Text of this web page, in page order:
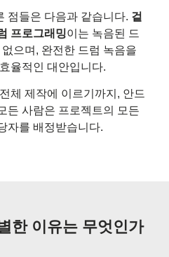
점들은 다음과 같습니다. 겉
프로그래밍이는 녹음된 드
으며, 완전한 드럼 녹음을
율적인 대안입니다.
체 제작에 이르기까지, 안드
든 사람은 프로젝트의 모든
자를 배정받습니다.
한 이유는 무엇인가